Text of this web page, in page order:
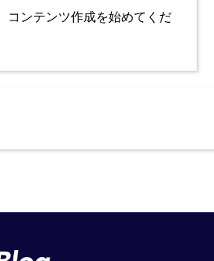
コンテンツ作成を始めてくだ